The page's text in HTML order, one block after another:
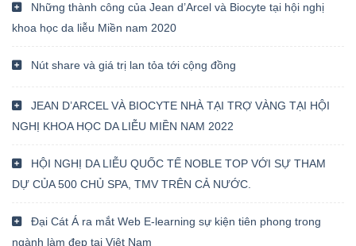
Những thành công của Jean d’Arcel và Biocyte tại hội nghị
khoa học da liễu Miền nam 2020
Nút share và giá trị lan tỏa tới cộng đồng
JEAN D’ARCEL VÀ BIOCYTE NHÀ TẠI TRỢ VÀNG TẠI HỘI
NGHỊ KHOA HỌC DA LIỄU MIỀN NAM 2022
HỘI NGHỊ DA LIỄU QUỐC TẾ NOBLE TOP VỚI SỰ THAM
DỰ CỦA 500 CHỦ SPA, TMV TRÊN CẢ NƯỚC.
Đại Cát Á ra mắt Web E-learning sự kiện tiên phong trong
ngành làm đẹp tại Việt Nam